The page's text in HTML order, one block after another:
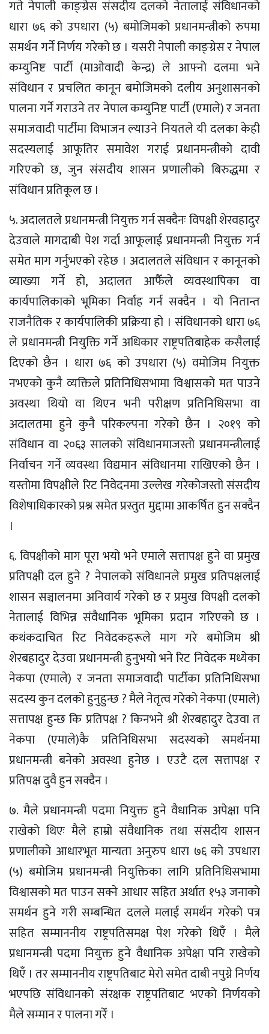
गते नेपाली काङ्ग्रेस संसदीय दलको नेतालाई संविधानको
धारा ७६ को उपधारा (५) बमोजिमको प्रधानमन्त्रीको रुपमा
समर्थन गर्ने निर्णय गरेको छ । यसरी नेपाली काङ्ग्रेस र नेपाल
कम्युनिष्ट पार्टी (माओवादी केन्द्र) ले आफ्नो दलमा भने
संविधान र प्रचलित कानून बमोजिमको दलीय अनुशासनको
पालना गर्ने गराउने तर नेपाल कम्युनिष्ट पार्टी (एमाले) र जनता
समाजवादी पार्टीमा विभाजन ल्याउने नियतले यी दलका केही
सदस्यलाई आफूतिर समावेश गराई प्रधानमन्त्रीको दावी
गरिएको छ, जुन संसदीय शासन प्रणालीको बिरुद्धमा र
संविधान प्रतिकूल छ ।
५. अदालतले प्रधानमन्त्री नियुक्त गर्न सक्दैनः विपक्षी शेरवहादुर
देउवाले मागदाबी पेश गर्दा आफूलाई प्रधानमन्त्री नियुक्त गर्न
समेत माग गर्नुभएको रहेछ । अदालतले संविधान र कानूनको
व्याख्या गर्ने हो, अदालत आफैँले व्यवस्थापिका वा
कार्यपालिकाको भूमिका निर्वाह गर्न सक्दैन । यो नितान्त
राजनैतिक र कार्यपालिकी प्रक्रिया हो । संविधानको धारा ७६
ले प्रधानमन्त्री नियुक्ति गर्ने अधिकार राष्ट्रपतिबाहेक कसैलाई
दिएको छैन । धारा ७६ को उपधारा (५) वमोजिम नियुक्त
नभएको कुनै व्यक्तिले प्रतिनिधिसभामा विश्वासको मत पाउने
अवस्था थियो वा थिएन भनी परीक्षण प्रतिनिधिसभा वा
अदालतमा हुने कुनै परिकल्पना गरेको छैन । २०१९ को
संविधान वा २०६३ सालको संविधानमाजस्तो प्रधानमन्त्रीलाई
निर्वाचन गर्ने व्यवस्था विद्यमान संविधानमा राखिएको छैन ।
यस्तोमा विपक्षीले रिट निवेदनमा उल्लेख गरेकोजस्तो संसदीय
विशेषाधिकारको प्रश्न समेत प्रस्तुत मुद्दामा आकर्षित हुन सक्दैन
।
६. विपक्षीको माग पूरा भयो भने एमाले सत्तापक्ष हुने वा प्रमुख
प्रतिपक्षी दल हुने ? नेपालको संविधानले प्रमुख प्रतिपक्षलाई
शासन सञ्चालनमा अनिवार्य गरेको छ र प्रमुख विपक्षी दलको
नेतालाई विभिन्न संवैधानिक भूमिका प्रदान गरिएको छ ।
कथंकदाचित रिट निवेदकहरूले माग गरे बमोजिम श्री
शेरबहादुर देउवा प्रधानमन्त्री हुनुभयो भने रिट निवेदक मध्येका
नेकपा (एमाले) र जनता समाजवादी पार्टीका प्रतिनिधिसभा
सदस्य कुन दलको हुनुहुन्छ ? मैले नेतृत्व गरेको नेकपा (एमाले)
सत्तापक्ष हुन्छ कि प्रतिपक्ष ? किनभने श्री शेरबहादुर देउवा त
नेकपा (एमाले)कै प्रतिनिधिसभा सदस्यको समर्थनमा
प्रधानमन्त्री बनेको अवस्था हुनेछ । एउटै दल सत्तापक्ष र
प्रतिपक्ष दुवै हुन सक्दैन ।
७. मैले प्रधानमन्त्री पदमा नियुक्त हुने वैधानिक अपेक्षा पनि
राखेको थिएः मैले हाम्रो संवैधानिक तथा संसदीय शासन
प्रणालीको आधारभूत मान्यता अनुरुप धारा ७६ को उपधारा
(५) बमोजिम प्रधानमन्त्री नियुक्तिका लागि प्रतिनिधिसभामा
विश्वासको मत पाउन सक्ने आधार सहित अर्थात १५३ जनाको
समर्थन हुने गरी सम्बन्धित दलले मलाई समर्थन गरेको पत्र
सहित सम्माननीय राष्ट्रपतिसमक्ष पेश गरेको थिएँ । मैले
प्रधानमन्त्री पदमा नियुक्त हुने वैधानिक अपेक्षा पनि राखेको
थिएँ । तर सम्माननीय राष्ट्रपतिबाट मेरो समेत दाबी नपुग्ने निर्णय
भएपछि संविधानको संरक्षक राष्ट्रपतिबाट भएको निर्णयको
मैले सम्मान र पालना गरेँ ।